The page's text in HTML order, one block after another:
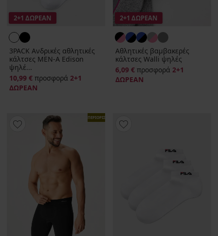
2+1 ΔΩΡΕΑΝ
3PACK Ανδρικές αθλητικές
κάλτσες MEN-A Edison
ψηλέ...
10,99 € προσφορά 2+1
ΔΩΡΕΑΝ
2+1 ΔΩΡΕΑΝ
Αθλητικές βαμβακερές
κάλτσες Walli ψηλές
6,09 € προσφορά 2+1
ΔΩΡΕΑΝ
ΠΕΡΙΟΡΙΣΜΕΝΑ